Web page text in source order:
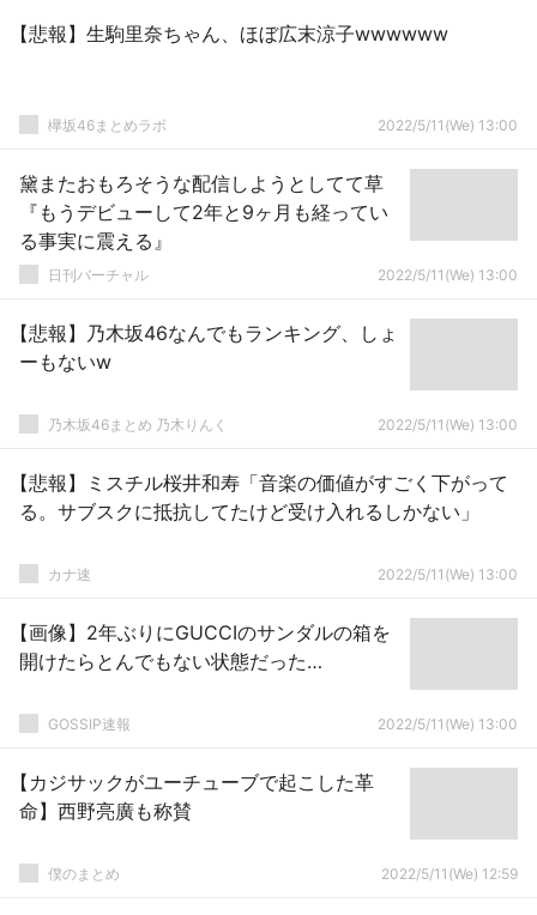
【悲報】生駒里奈ちゃん、ほぼ広末涼子wwwwww
欅坂46まとめラボ 2022/5/11(We) 13:00
黛またおもろそうな配信しようとしてて草
『もうデビューして2年と9ヶ月も経ってい
る事実に震える』
日刊バーチャル 2022/5/11(We) 13:00
【悲報】乃木坂46なんでもランキング、しょ
ーもないw
乃木坂46まとめ 乃木りんく 2022/5/11(We) 13:00
【悲報】ミスチル桜井和寿「音楽の価値がすごく下がって
る。サブスクに抵抗してたけど受け入れるしかない」
カナ速 2022/5/11(We) 13:00
【画像】2年ぶりにGUCCIのサンダルの箱を
開けたらとんでもない状態だった…
GOSSIP速報 2022/5/11(We) 13:00
【カジサックがユーチューブで起こした革
命】西野亮廣も称賛
僕のまとめ 2022/5/11(We) 12:59